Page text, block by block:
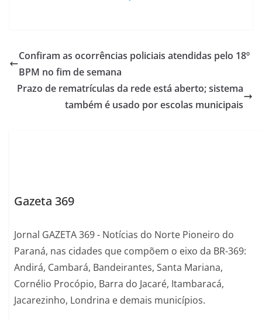
Confiram as ocorrências policiais atendidas pelo 18º
BPM no fim de semana
Prazo de rematrículas da rede está aberto; sistema
também é usado por escolas municipais
Gazeta 369
Jornal GAZETA 369 - Notícias do Norte Pioneiro do
Paraná, nas cidades que compõem o eixo da BR-369:
Andirá, Cambará, Bandeirantes, Santa Mariana,
Cornélio Procópio, Barra do Jacaré, Itambaracá,
Jacarezinho, Londrina e demais municípios.